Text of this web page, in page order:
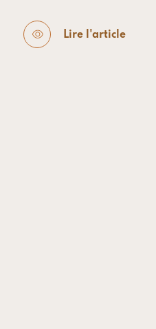
Lire l'article